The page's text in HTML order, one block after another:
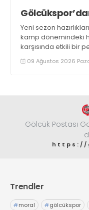
Yeni sezon
kamp dönemindeki
karşısında etkili bir
siyahlılar, iki
mağlup etti
09 Ağustos 2026
Gölcük Postası
https://
Trendler
#moral #gölcükspor